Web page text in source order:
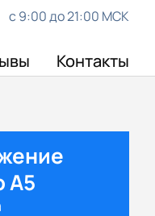
с 9:00 до 21:00 МСК
Контакты
A5